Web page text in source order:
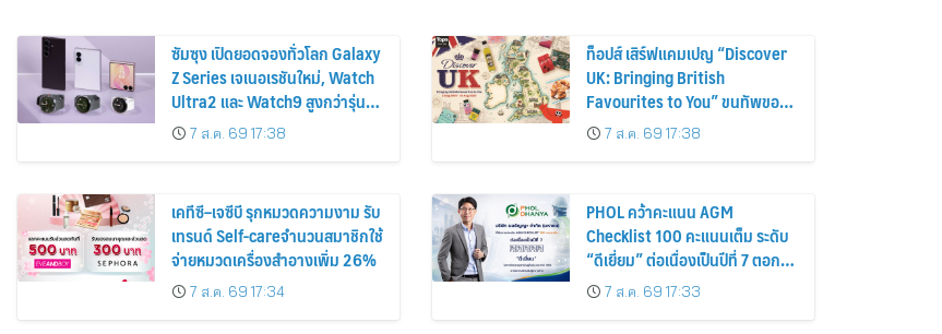
ซัมซุง เปิดยอดจองทั่วโลก Galaxy
Z Series เจเนอเรชันใหม่, Watch
Ultra2 และ Watch9 สูงกว่ารุ่น
ก่อนหน้ากว่า 30%
7 ส.ค. 69 17:38
ท็อปส์ เสิร์ฟแคมเปญ “Discover
UK: Bringing British
Favourites to You” ขนทัพของ
อร่อยและไอเท็มฮิตจากสหราช
อาณาจักร ส่งตรงถึงมือตั้งแต่วัน
7 ส.ค. 69 17:38
เคทีซี–เจซีบี รุกหมวดความงาม รับ
เทรนด์ Self-careจำนวนสมาชิกใช้
จ่ายหมวดเครื่องสำอางเพิ่ม 26%
7 ส.ค. 69 17:34
PHOL คว้าคะแนน AGM
Checklist 100 คะแนนเต็ม ระดับ
“ดีเยี่ยม” ต่อเนื่องเป็นปีที่ 7 ตอกย้ำ
การดำเนินธุรกิจตามหลักธรรมาภิ
บาล โปร่งใส สร้างความเชื่อมั่นผู้
7 ส.ค. 69 17:33